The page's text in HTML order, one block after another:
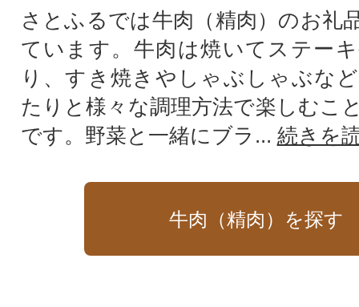
さとふるでは牛肉（精肉）のお礼
ています。牛肉は焼いてステー
り、すき焼きやしゃぶしゃぶな
たりと様々な調理方法で楽しむこ
です。野菜と一緒にブラ... 続きを
牛肉（精肉）を探す